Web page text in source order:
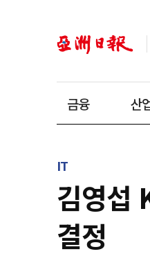
금융 산
IT
김영섭
결정